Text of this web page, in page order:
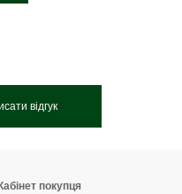
відгук
Кабінет покупця